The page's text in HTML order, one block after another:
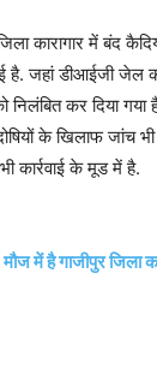
कारागार में बंद
है. जहां डीआईजी जेल
निलंबित कर दिया
के खिलाफ जांच
कार्रवाई के मूड में है.
में है गाजीपुर जिला